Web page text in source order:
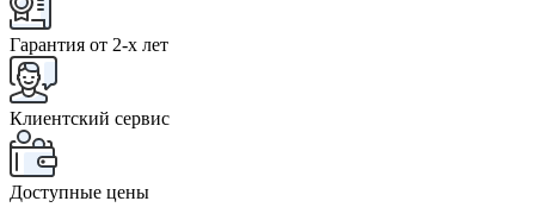
Гарантия от 2-x лет
Клиентский сервис
Доступные цены